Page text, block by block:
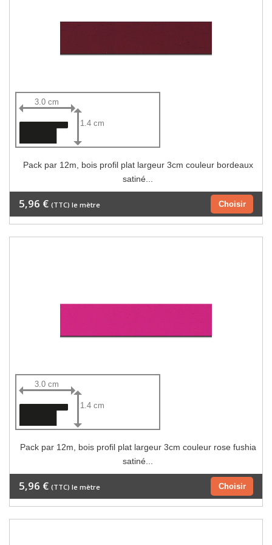
3.0 cm
1.4 cm
Pack par 12m, bois profil plat largeur 3cm couleur bordeaux
satiné...
Choisir
5,96 € (TTC) le mètre
3.0 cm
1.4 cm
Pack par 12m, bois profil plat largeur 3cm couleur rose fushia
satiné...
Choisir
5,96 € (TTC) le mètre